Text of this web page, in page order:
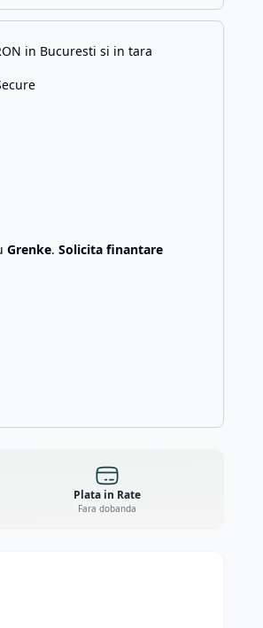
in Bucuresti si in tara
Grenke. Solicita finantare
Plata in Rate
Fara dobanda